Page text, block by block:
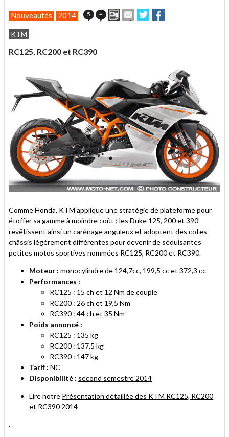
Nouveautés 2014 5 + ImprimerEnvoyer
cet
Partager
sur
sur
KTM
RC125, RC200 et RC390
Comme Honda, KTM applique une stratégie de plateforme pour
étoffer sa gamme à moindre coût : les Duke 125, 200 et 390
revêtissent ainsi un carénage anguleux et adoptent des cotes
châssis légèrement différentes pour devenir de séduisantes
petites motos sportives nommées RC125, RC200 et RC390.
Moteur : monocylindre de 124,7cc, 199,5 cc et 372,3 cc
Performances :
RC125 : 15 ch et 12 Nm de couple
RC200 : 26 ch et 19,5 Nm
RC390 : 44 ch et 35 Nm
Poids annoncé :
RC125 : 135 kg
RC200 : 137,5 kg
RC390 : 147 kg
Tarif : NC
Disponibilité : second semestre 2014
Lire notre Présentation détaillée des KTM RC125, RC200
et RC390 2014
.